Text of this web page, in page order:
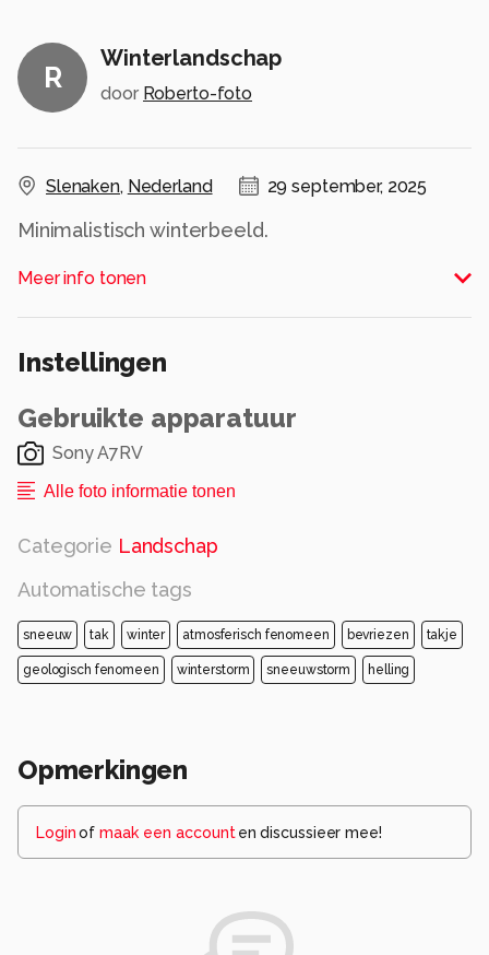
R
Winterlandschap
door Roberto-foto
Slenaken, Nederland 29 september, 2025
Minimalistisch winterbeeld.
Alle rechten voorbehouden
Meer info tonen
Instellingen
Gebruikte apparatuur
Sony A7RV
Alle foto informatie tonen
Categorie Landschap
Automatische tags
sneeuw tak winter atmosferisch fenomeen bevriezen takje
geologisch fenomeen winterstorm sneeuwstorm helling
Opmerkingen
Loginof maak een account en discussieer mee!